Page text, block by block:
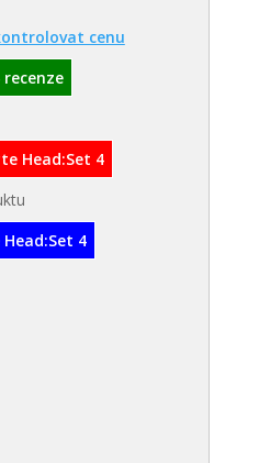
cenu
Head:Set 4
4